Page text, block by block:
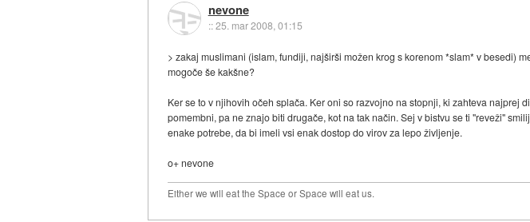
nevone
::25. mar 2008, 01:15
> zakaj muslimani (islam, fundiji, najširši možen krog s korenom *slam* v besedi)
mogoče še kakšne?
Ker se to v njihovih očeh splača. Ker oni so razvojno na stopnji, ki zahteva
pomembni, pa ne znajo biti drugače, kot na tak način. Sej v bistvu se ti "reveži"
enake potrebe, da bi imeli vsi enak dostop do virov za lepo življenje.
o+ nevone
Either we will eat the Space or Space will eat us.